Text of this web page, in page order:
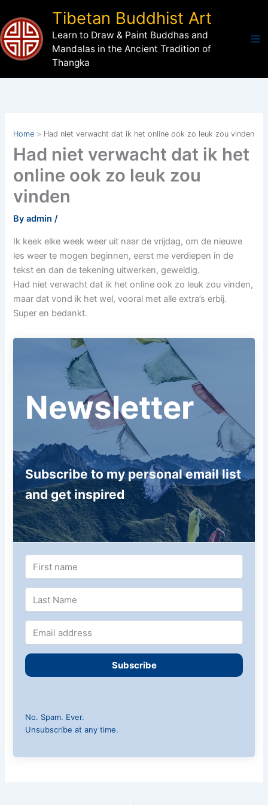
to
content
Tibetan Buddhist Art
Learn to Draw & Paint Buddhas and
Mandalas in the Ancient Tradition of
Thangka
Home Had niet verwacht dat ik het online ook zo leuk zou vinden
Had niet verwacht dat ik het
online ook zo leuk zou
vinden
Byadmin/
Ik keek elke week weer uit naar de vrijdag, om de nieuwe
les weer te mogen beginnen, eerst me verdiepen in de
tekst en dan de tekening uitwerken, geweldig.
Had niet verwacht dat ik het online ook zo leuk zou vinden,
maar dat vond ik het wel, vooral met alle extra’s erbij.
Super en bedankt.
Newsletter
Subscribe to my personal email list
and get inspired
Subscribe
No. Spam. Ever.
Unsubscribe at any time.